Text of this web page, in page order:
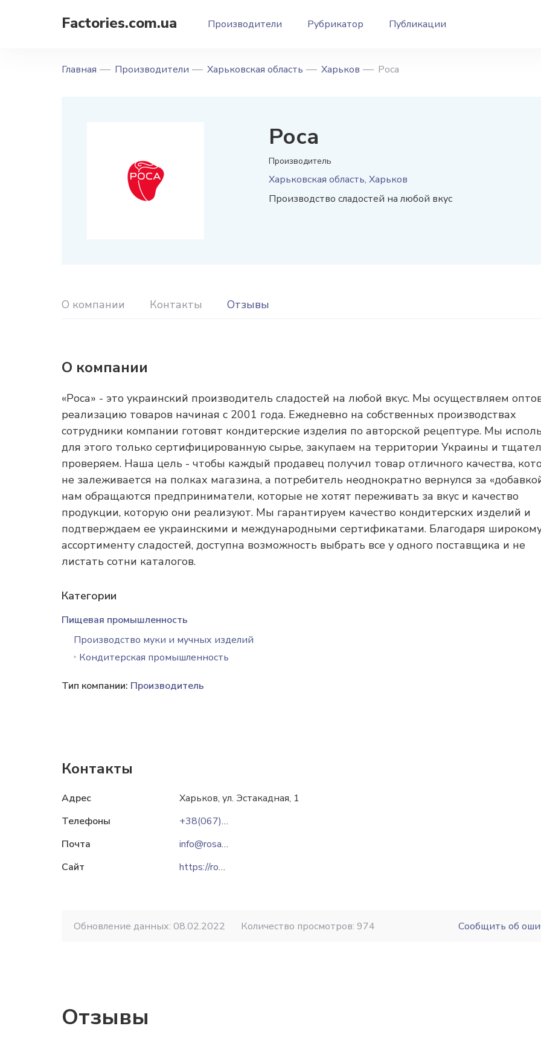
Factories.com.ua Производители Рубрикатор Публикации
Главная Производители Харьковская область Харьков Роса
Роса
Производитель
Харьковская область, Харьков
Производство сладостей на любой вкус
О компании Контакты Отзывы
О компании
«Роса» - это украинский производитель сладостей на любой вкус. Мы осуществляем
реализацию товаров начиная с 2001 года. Ежедневно на собственных производствах
сотрудники компании готовят кондитерские изделия по авторской рецептуре. Мы
для этого только сертифицированную сырье, закупаем на территории Украины и
проверяем. Наша цель - чтобы каждый продавец получил товар отличного качества,
не залеживается на полках магазина, а потребитель неоднократно вернулся за
нам обращаются предприниматели, которые не хотят переживать за вкус и качество
продукции, которую они реализуют. Мы гарантируем качество кондитерских изделий и
подтверждаем ее украинскими и международными сертификатами. Благодаря
ассортименту сладостей, доступна возможность выбрать все у одного поставщика и не
листать сотни каталогов.
Категории
Пищевая промышленность
Производство муки и мучных изделий
Кондитерская промышленность
Тип компании: Производитель
Контакты
Адрес
Харьков, ул. Эстакадная, 1
Телефоны
+38(067)6210538
Почта
info@rosa.kharkov.ua
Сайт
https://rosa.kharkov.ua
Обновление данных: 08.02.2022 Количество просмотров: 974 Сообщить об
Отзывы